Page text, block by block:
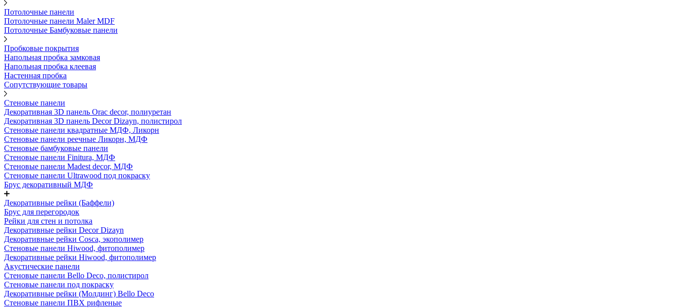
Потолочные панели
Потолочные панели Maler MDF
Потолочные Бамбуковые панели
Пробковые покрытия
Напольная пробка замковая
Напольная пробка клеевая
Настенная пробка
Сопутствующие товары
Стеновые панели
Декоративная 3D панель Orac decor, полиуретан
Декоративная 3D панель Decor Dizayn, полистирол
Стеновые панели квадратные МДФ, Ликорн
Стеновые панели реечные Ликорн, МДФ
Стеновые бамбуковые панели
Стеновые панели Finitura, МДФ
Стеновые панели Madest decor, МДФ
Стеновые панели Ultrawood под покраску
Брус декоративный МДФ
Декоративные рейки (Баффели)
Брус для перегородок
Рейки для стен и потолка
Декоративные рейки Decor Dizayn
Декоративные рейки Cosca, экополимер
Стеновые панели Hiwood, фитополимер
Декоративные рейки Hiwood, фитополимер
Акустические панели
Стеновые панели Bello Deco, полистирол
Стеновые панели под покраску
Декоративные рейки (Молдинг) Bello Deco
Стеновые панели ПВХ рифленые